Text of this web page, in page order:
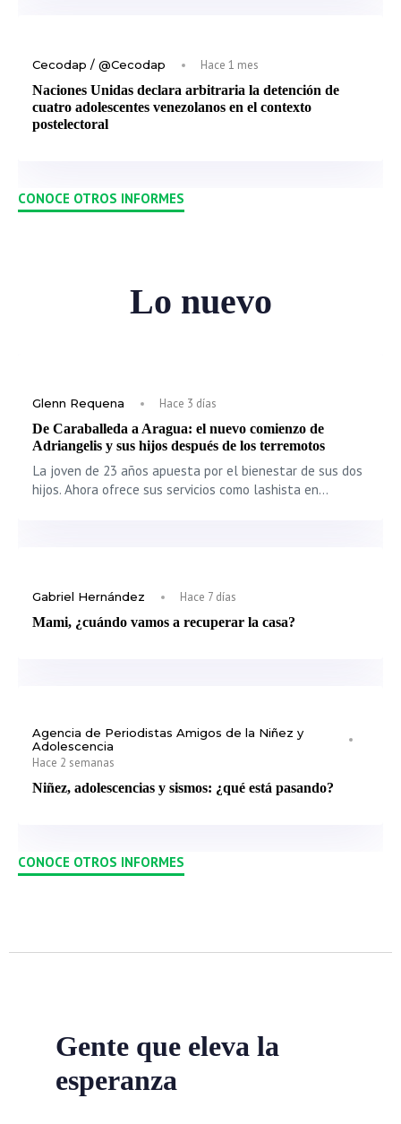
Cecodap / @Cecodap
Hace 1 mes
Naciones Unidas declara arbitraria la detención de
cuatro adolescentes venezolanos en el contexto
postelectoral
CONOCE OTROS INFORMES
Lo nuevo
Glenn Requena
Hace 3 días
De Caraballeda a Aragua: el nuevo comienzo de
Adriangelis y sus hijos después de los terremotos
La joven de 23 años apuesta por el bienestar de sus dos
hijos. Ahora ofrece sus servicios como lashista en…
Gabriel Hernández
Hace 7 días
Mami, ¿cuándo vamos a recuperar la casa?
Agencia de Periodistas Amigos de la Niñez y
Adolescencia
Hace 2 semanas
Niñez, adolescencias y sismos: ¿qué está pasando?
CONOCE OTROS INFORMES
Gente que eleva la
esperanza